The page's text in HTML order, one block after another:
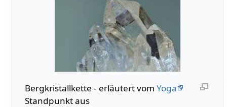
Bergkristallkette - erläutert vom Yoga
Standpunkt aus